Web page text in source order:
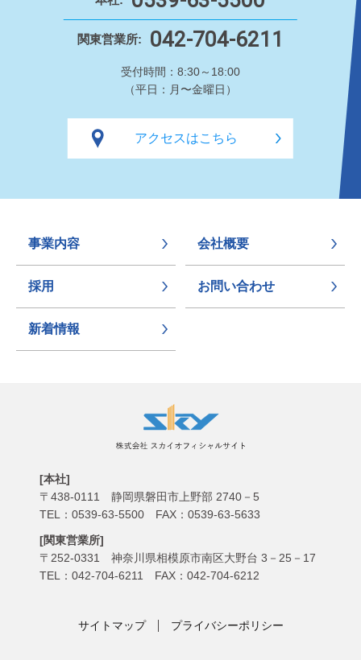
関東営業所: 042-704-6211
受付時間：8:30～18:00
（平日：月〜金曜日）
アクセスはこちら
事業内容 会社概要
採用 お問い合わせ
新着情報
[本社]
〒438-0111 静岡県磐田市上野部 2740－5
TEL：0539-63-5500 FAX：0539-63-5633
[関東営業所]
〒252-0331 神奈川県相模原市南区大野台 3－25－17
TEL：042-704-6211 FAX：042-704-6212
サイトマップ プライバシーポリシー